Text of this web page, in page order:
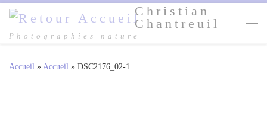
Passer au contenu
Christian
Chantreuil
Photographies nature
Accueil » Accueil » DSC2176_02-1